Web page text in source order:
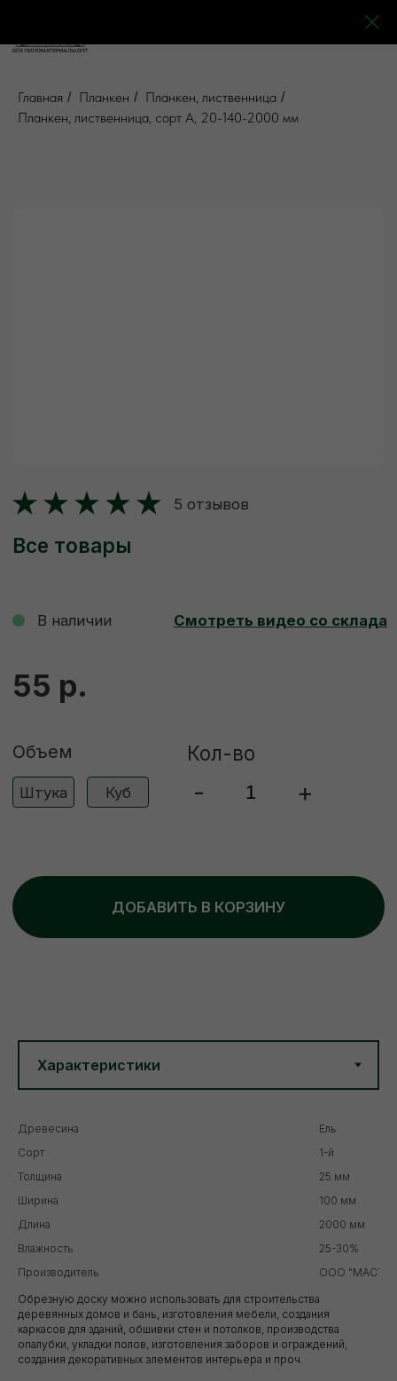
Главная / Планкен / Планкен, лиственница /
Планкен, лиственница, сорт А, 20-140-2000 мм
Объем
55 р.
Древесина
Ель
Сорт
1-й
Толщина
25 мм
Ширина
100 мм
Длина
2000 мм
Влажность
25-30%
Производитель
ООО
Обрезную доску можно использовать для строительства
деревянных домов и бань, изготовления мебели, создания
каркасов для зданий, обшивки стен и потолков, производства
опалубки, укладки полов, изготовления заборов и ограждений,
создания декоративных элементов интерьера и проч.